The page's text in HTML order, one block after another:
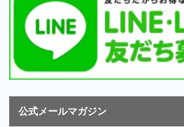
公式メールマガジン